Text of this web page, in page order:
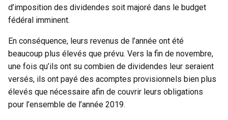
d’imposition des dividendes soit majoré dans le budget
fédéral imminent.
En conséquence, leurs revenus de l’année ont été
beaucoup plus élevés que prévu. Vers la fin de novembre,
une fois qu’ils ont su combien de dividendes leur seraient
versés, ils ont payé des acomptes provisionnels bien plus
élevés que nécessaire afin de couvrir leurs obligations
pour l’ensemble de l’année 2019.